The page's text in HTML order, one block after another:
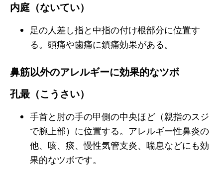
内庭（ないてい）
足の人差し指と中指の付け根部分に位置す
る。頭痛や歯痛に鎮痛効果がある。
鼻筋以外のアレルギーに効果的なツボ
孔最（こうさい）
手首と肘の手の甲側の中央ほど（親指のスジ
で腕上部）に位置する。アレルギー性鼻炎の
他、咳、痰、慢性気管支炎、喘息などにも効
果的なツボです。